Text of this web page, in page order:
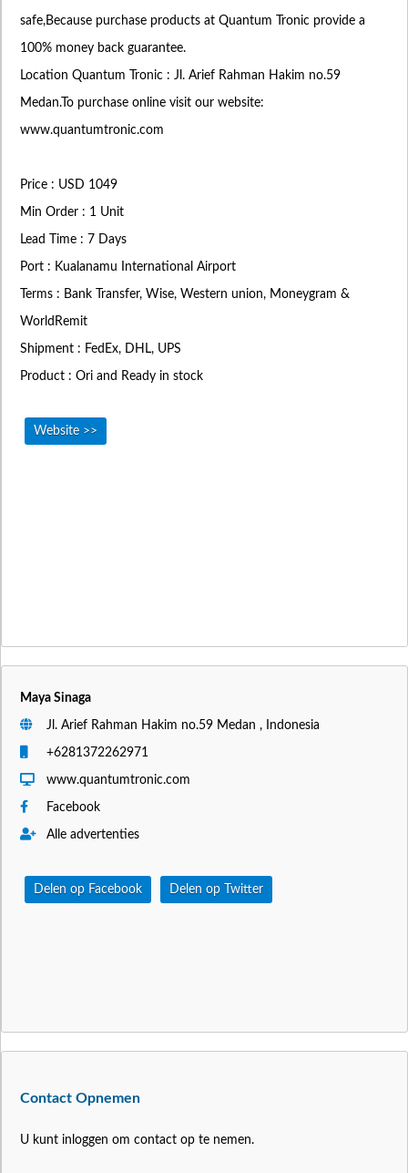
safe,Because purchase products at Quantum Tronic provide a
100% money back guarantee.
Location Quantum Tronic : Jl. Arief Rahman Hakim no.59
Medan.To purchase online visit our website:
www.quantumtronic.com
Price : USD 1049
Min Order : 1 Unit
Lead Time : 7 Days
Port : Kualanamu International Airport
Terms : Bank Transfer, Wise, Western union, Moneygram &
WorldRemit
Shipment : FedEx, DHL, UPS
Product : Ori and Ready in stock
Website >>
Maya Sinaga
Jl. Arief Rahman Hakim no.59 Medan , Indonesia
+6281372262971
www.quantumtronic.com
Facebook
Alle advertenties
Delen op Facebook Delen op Twitter
Contact Opnemen
U kunt inloggen om contact op te nemen.